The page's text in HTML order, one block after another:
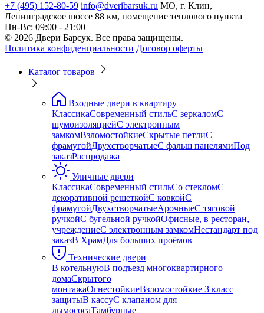
+7 (495) 152-80-59 info@dveribarsuk.ru МО, г. Клин,
Ленинградское шоссе 88 км, помещение теплового пункта
Пн-Вс: 09:00 - 21:00
© 2026 Двери Барсук. Все права защищены.
Политика конфиденциальности Договор оферты
Каталог товаров
Входные двери в квартиру
КлассикаСовременный стильС зеркаломС
шумоизоляциейС электронным
замкомВзломостойкиеСкрытые петлиС
фрамугойДвухстворчатыеС фальш панелямиПод
заказРаспродажа
Уличные двери
КлассикаСовременный стильСо стекломС
декоративной решеткойС ковкойС
фрамугойДвухстворчатыеАрочныеС тяговой
ручкойС бугельной ручкойОфисные, в ресторан,
учреждениеС электронным замкомНестандарт под
заказВ ХрамДля больших проёмов
Технические двери
В котельнуюВ подъезд многоквартирного
домаСкрытого
монтажаОгнестойкиеВзломостойкие 3 класс
защитыВ кассуС клапаном для
дымососаТамбурные